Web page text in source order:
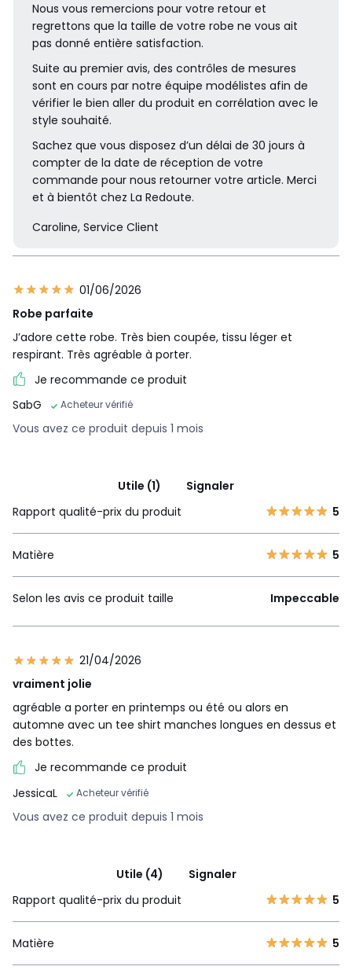
Nous vous remercions pour votre retour et
regrettons que la taille de votre robe ne vous ait
pas donné entière satisfaction.
Suite au premier avis, des contrôles de mesures
sont en cours par notre équipe modélistes afin de
vérifier le bien aller du produit en corrélation avec le
style souhaité.
Sachez que vous disposez d’un délai de 30 jours à
compter de la date de réception de votre
commande pour nous retourner votre article. Merci
et à bientôt chez La Redoute.
Caroline, Service Client
01/06/2026
Robe parfaite
J’adore cette robe. Très bien coupée, tissu léger et
respirant. Très agréable à porter.
Je recommande ce produit
SabG
Acheteur vérifié
Vous avez ce produit depuis 1 mois
Utile (1)
Signaler
Rapport qualité-prix du produit
5
Matière 5
Selon les avis ce produit taille Impeccable
21/04/2026
vraiment jolie
agréable a porter en printemps ou été ou alors en
automne avec un tee shirt manches longues en dessus et
des bottes.
Je recommande ce produit
JessicaL
Acheteur vérifié
Vous avez ce produit depuis 1 mois
Utile (4)
Signaler
Rapport qualité-prix du produit
5
Matière 5